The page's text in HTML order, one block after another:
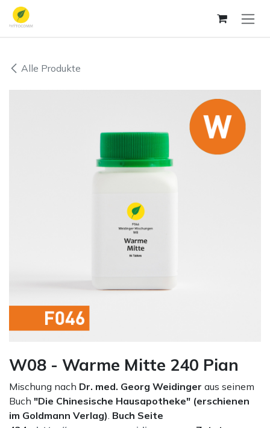
Zum Inhalt springen
Alle Produkte
W08 - Warme Mitte 240 Pian
Mischung nach Dr. med. Georg Weidinger aus seinem
Buch "Die Chinesische Hausapotheke" (erschienen
im Goldmann Verlag). Buch Seite